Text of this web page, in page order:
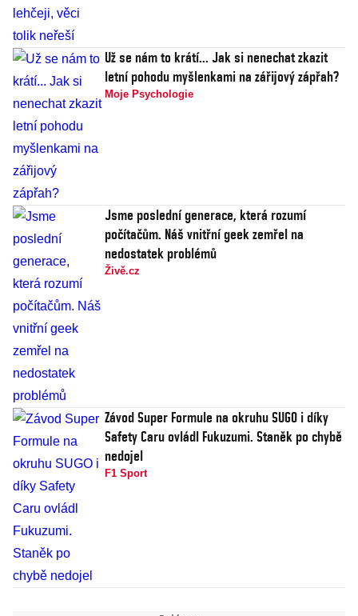
Už se nám to krátí... Jak si nenechat zkazit
letní pohodu myšlenkami na zářijový zápřah?
Moje Psychologie
Jsme poslední generace, která rozumí
počítačům. Náš vnitřní geek zemřel na
nedostatek problémů
Živě.cz
Závod Super Formule na okruhu SUGO i díky
Safety Caru ovládl Fukuzumi. Staněk po chybě
nedojel
F1 Sport